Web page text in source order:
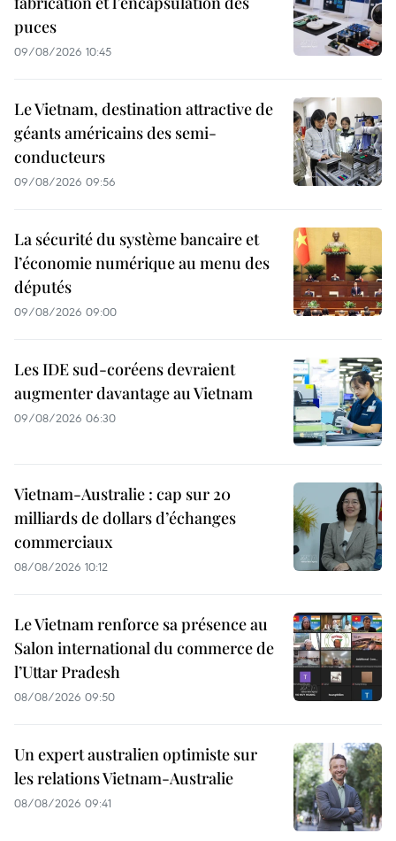
puces
09/08/2026 10:45
Le Vietnam, destination attractive de
géants américains des semi-
conducteurs
09/08/2026 09:56
La sécurité du système bancaire et
l’économie numérique au menu des
députés
09/08/2026 09:00
Les IDE sud-coréens devraient
augmenter davantage au Vietnam
09/08/2026 06:30
Vietnam-Australie : cap sur 20
milliards de dollars d’échanges
commerciaux
08/08/2026 10:12
Le Vietnam renforce sa présence au
Salon international du commerce de
l’Uttar Pradesh
08/08/2026 09:50
Un expert australien optimiste sur
les relations Vietnam-Australie
08/08/2026 09:41